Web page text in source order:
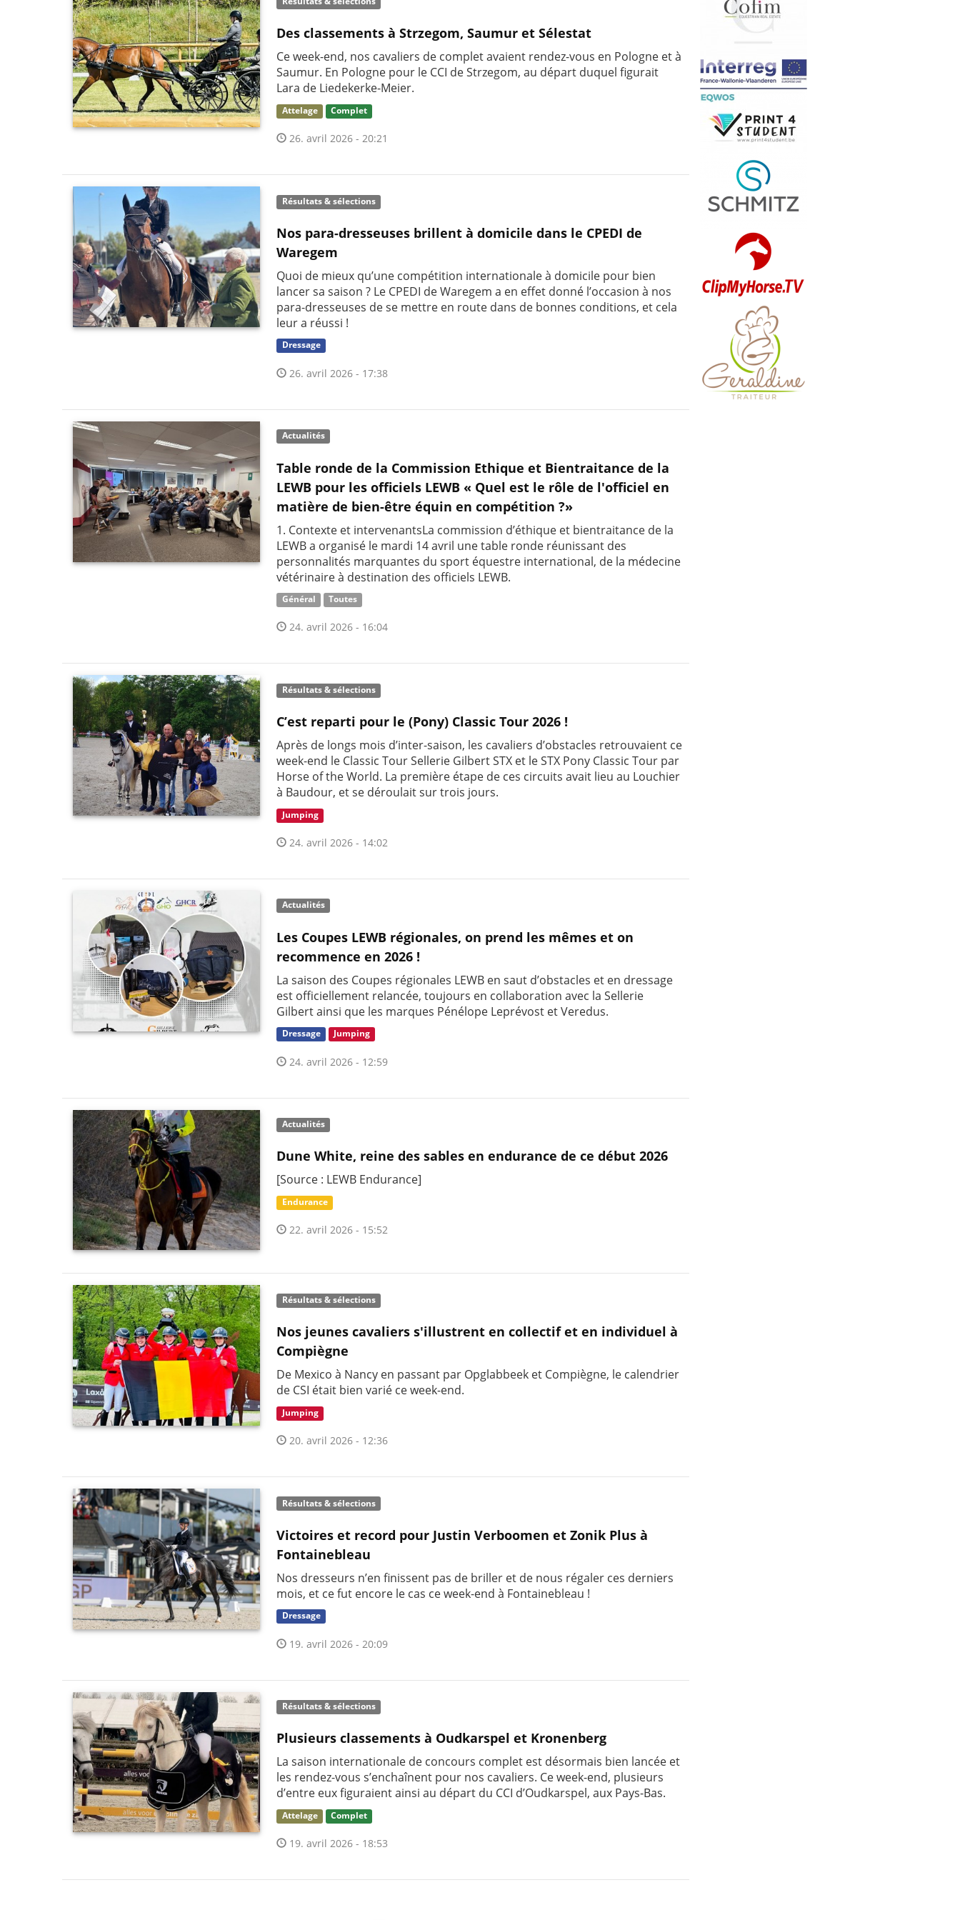
Des classements à Strzegom, Saumur et Sélestat
Ce week-end, nos cavaliers de complet avaient rendez-vous en Pologne et à
Saumur. En Pologne pour le CCI de Strzegom, au départ duquel figurait
Lara de Liedekerke-Meier.
Attelage Complet
26. avril 2026 - 20:21
Résultats & sélections
Nos para-dresseuses brillent à domicile dans le CPEDI de
Waregem
Quoi de mieux qu’une compétition internationale à domicile pour bien
lancer sa saison ? Le CPEDI de Waregem a en effet donné l’occasion à nos
para-dresseuses de se mettre en route dans de bonnes conditions, et cela
leur a réussi !
Dressage
26. avril 2026 - 17:38
Actualités
Table ronde de la Commission Ethique et Bientraitance de la
LEWB pour les officiels LEWB « Quel est le rôle de l'officiel en
matière de bien-être équin en compétition ?»
1. Contexte et intervenantsLa commission d’éthique et bientraitance de la
LEWB a organisé le mardi 14 avril une table ronde réunissant des
personnalités marquantes du sport équestre international, de la médecine
vétérinaire à destination des officiels LEWB.
Général Toutes
24. avril 2026 - 16:04
Résultats & sélections
C’est reparti pour le (Pony) Classic Tour 2026 !
Après de longs mois d’inter-saison, les cavaliers d’obstacles retrouvaient ce
week-end le Classic Tour Sellerie Gilbert STX et le STX Pony Classic Tour par
Horse of the World. La première étape de ces circuits avait lieu au Louchier
à Baudour, et se déroulait sur trois jours.
Jumping
24. avril 2026 - 14:02
Actualités
Les Coupes LEWB régionales, on prend les mêmes et on
recommence en 2026 !
La saison des Coupes régionales LEWB en saut d’obstacles et en dressage
est officiellement relancée, toujours en collaboration avec la Sellerie
Gilbert ainsi que les marques Pénélope Leprévost et Veredus.
Dressage Jumping
24. avril 2026 - 12:59
Actualités
Dune White, reine des sables en endurance de ce début 2026
[Source : LEWB Endurance]
Endurance
22. avril 2026 - 15:52
Résultats & sélections
Nos jeunes cavaliers s'illustrent en collectif et en individuel à
Compiègne
De Mexico à Nancy en passant par Opglabbeek et Compiègne, le calendrier
de CSI était bien varié ce week-end.
Jumping
20. avril 2026 - 12:36
Résultats & sélections
Victoires et record pour Justin Verboomen et Zonik Plus à
Fontainebleau
Nos dresseurs n’en finissent pas de briller et de nous régaler ces derniers
mois, et ce fut encore le cas ce week-end à Fontainebleau !
Dressage
19. avril 2026 - 20:09
Résultats & sélections
Plusieurs classements à Oudkarspel et Kronenberg
La saison internationale de concours complet est désormais bien lancée et
les rendez-vous s’enchaînent pour nos cavaliers. Ce week-end, plusieurs
d’entre eux figuraient ainsi au départ du CCI d’Oudkarspel, aux Pays-Bas.
Attelage Complet
19. avril 2026 - 18:53